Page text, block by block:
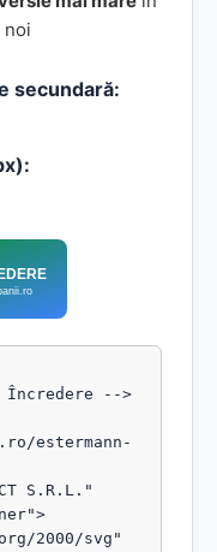
noi
secundară:
Încredere -->
estermann-
S.R.L."
2000/svg"